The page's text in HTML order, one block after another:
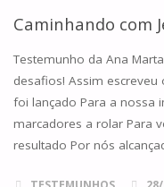
“O
DA
Caminhando com
Testemunho da Ana
desafios! Assim
foi lançado Para a nossa
marcadores a rolar Para
resultado Por nós